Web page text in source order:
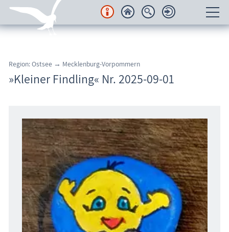
Regionales
Karten
Freizeit
Wissenswertes
Veranstaltungen
Blog
Region: Ostsee → Mecklenburg-Vorpommern
»Kleiner Findling« Nr. 2025-09-01